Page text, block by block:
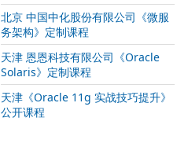
北京 中国中化股份有限公司《微服
务架构》定制课程
天津 恩恩科技有限公司《Oracle
Solaris》定制课程
天津《Oracle 11g 实战技巧提升》
公开课程